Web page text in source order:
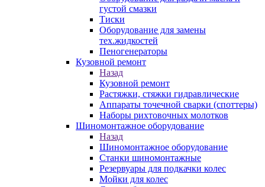
густой смазки
Тиски
Оборудование для замены
тех.жидкостей
Пеногенераторы
Кузовной ремонт
Назад
Кузовной ремонт
Растяжки, стяжки гидравлические
Аппараты точечной сварки (споттеры)
Наборы рихтовочных молотков
Шиномонтажное оборудование
Назад
Шиномонтажное оборудование
Станки шиномонтажные
Резервуары для подкачки колес
Мойки для колес